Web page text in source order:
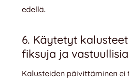
edellä.
6. Käytetyt
fiksuja ja
Kalusteiden päivittäminen